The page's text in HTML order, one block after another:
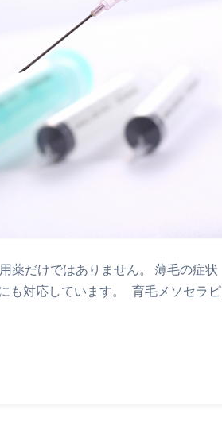
薬だけではありません。 薄毛の症状
も対応しています。 育毛メソセラピ